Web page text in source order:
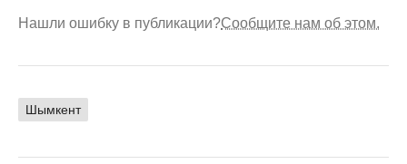
Нашли ошибку в публикации?Сообщите нам об этом.
Шымкент